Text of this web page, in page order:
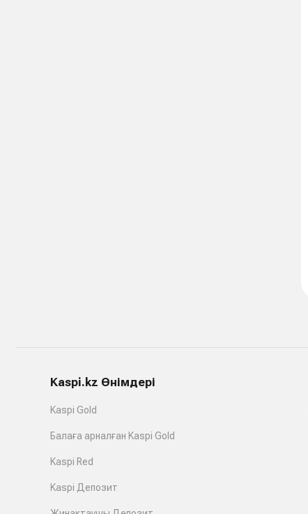
Kaspi.kz Өнімдері
Kaspi Gold
Балаға арналған Kaspi Gold
Kaspi Red
Kaspi Депозит